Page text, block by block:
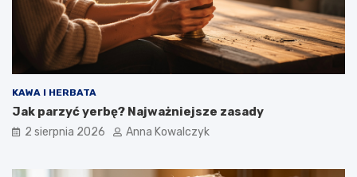
KAWA I HERBATA
Jak parzyć yerbę? Najważniejsze zasady
2 sierpnia 2026 Anna Kowalczyk